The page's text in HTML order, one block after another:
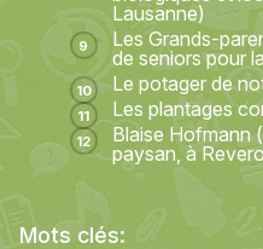
Lausanne)
Les Grands-
de seniors pour
Le potager de
Les plantages
Blaise Hofmann
paysan, à
Mots clés: